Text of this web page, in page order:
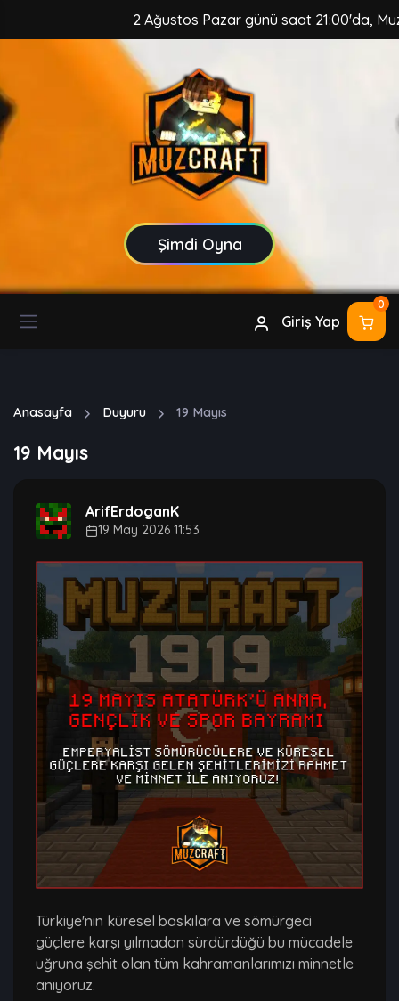
2 Ağustos Pazar günü saat 21:00'da,
Şimdi Oyna
Giriş Yap
0
Anasayfa Duyuru 19 Mayıs
19 Mayıs
ArifErdoganK
19 May 2026 11:53
Türkiye'nin küresel baskılara ve sömürgeci
güçlere karşı yılmadan sürdürdüğü bu mücadele
uğruna şehit olan tüm kahramanlarımızı minnetle
anıyoruz.